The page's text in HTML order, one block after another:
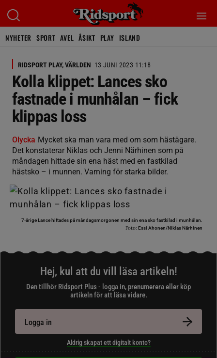
NYHETER SPORT AVEL ÅSIKT PLAY ISLAND
RIDSPORT PLAY, VÄRLDEN 13 JUNI 2023 11:18
Kolla klippet: Lances sko
fastnade i munhålan – fick
klippas loss
Olycka Mycket ska man vara med om som hästägare.
Det konstaterar Niklas och Jenni Närhinen som på
måndagen hittade sin ena häst med en fastkilad
hästsko – i munnen. Varning för starka bilder.
7-årige Lance hittades på måndagsmorgonen med sin ena sko fastkilad i munhålan.
Foto: Essi Ahonen/Niklas Närhinen
Hej, kul att du vill läsa artikeln!
Den tillhör Ridsport Plus - logga in, prenumerera eller köp
artikeln för att läsa vidare.
Logga in
Aldrig skapat ett digitalt konto?